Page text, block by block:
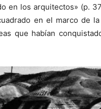
en los arquitectos» (p.
en el marco de
que habían